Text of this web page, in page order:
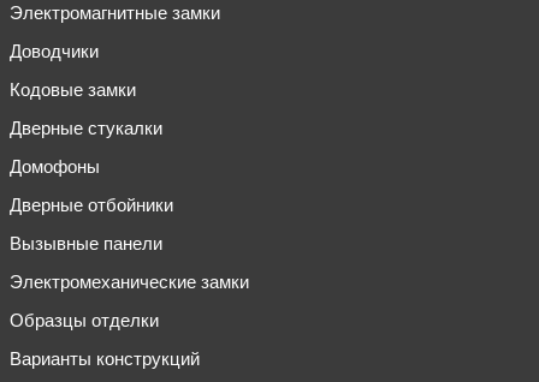
Электромагнитные замки
Доводчики
Кодовые замки
Дверные стукалки
Домофоны
Дверные отбойники
Вызывные панели
Электромеханические замки
Образцы отделки
Варианты конструкций